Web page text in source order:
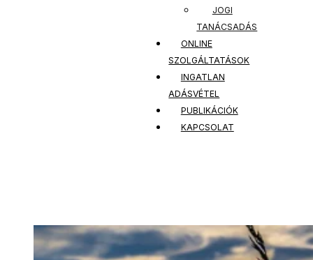
JOGI
TANÁCSADÁS
ONLINE
SZOLGÁLTATÁSOK
INGATLAN
ADÁSVÉTEL
PUBLIKÁCIÓK
KAPCSOLAT